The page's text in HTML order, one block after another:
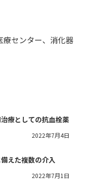
療センター、消化器
療としての抗血栓薬
2022年7月4日
えた複数の介入
2022年7月1日